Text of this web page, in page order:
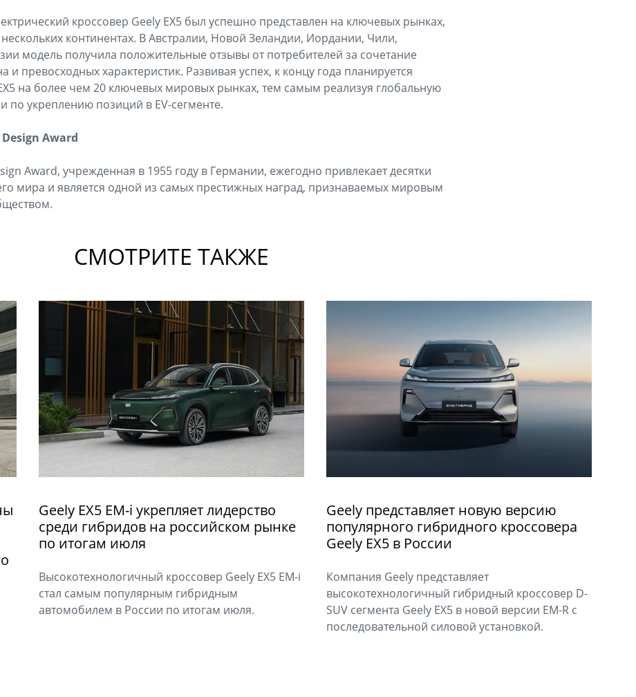
кроссовер Geely EX5 был успешно представлен на ключевых рынках,
континентах. В Австралии, Новой Зеландии, Иордании, Чили,
модель получила положительные отзывы от потребителей за сочетание
и превосходных характеристик. Развивая успех, к концу года планируется
на более чем 20 ключевых мировых рынках, тем самым реализуя глобальную
по укреплению позиций в EV-сегменте.
Award
Award, учрежденная в 1955 году в Германии, ежегодно привлекает десятки
мира и является одной из самых престижных наград, признаваемых мировым
СМОТРИТЕ ТАКЖЕ
Geely EX5 EM-i укрепляет лидерство
среди гибридов на российском рынке
по итогам июля
Высокотехнологичный кроссовер Geely EX5 EM-i
стал самым популярным гибридным
автомобилем в России по итогам июля.
Geely представляет новую версию
популярного гибридного кроссовера
Geely EX5 в России
Компания Geely представляет
высокотехнологичный гибридный кроссовер D-
SUV сегмента Geely EX5 в новой версии EM-R с
последовательной силовой установкой.